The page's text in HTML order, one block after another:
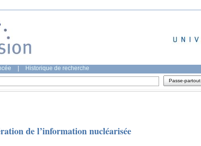
Historique de recherche
Passe-partout
de l’information nucléarisée